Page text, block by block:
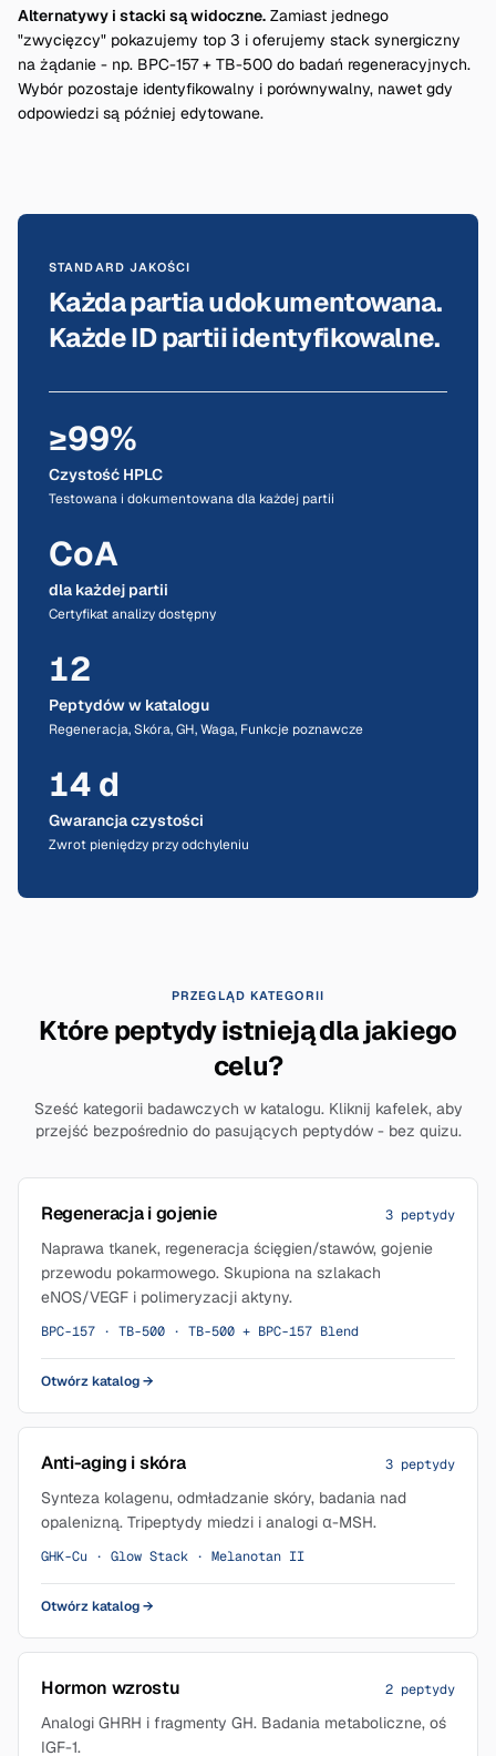
Alternatywy i stacki są widoczne. Zamiast jednego
"zwycięzcy" pokazujemy top 3 i oferujemy stack synergiczny
na żądanie - np. BPC-157 + TB-500 do badań regeneracyjnych.
Wybór pozostaje identyfikowalny i porównywalny, nawet gdy
odpowiedzi są później edytowane.
STANDARD JAKOŚCI
Każda partia udokumentowana.
Każde ID partii identyfikowalne.
≥99%
Czystość HPLC
Testowana i dokumentowana dla każdej partii
CoA
dla każdej partii
Certyfikat analizy dostępny
12
Peptydów w katalogu
Regeneracja, Skóra, GH, Waga, Funkcje poznawcze
14 d
Gwarancja czystości
Zwrot pieniędzy przy odchyleniu
PRZEGLĄD KATEGORII
Które peptydy istnieją dla jakiego
celu?
Sześć kategorii badawczych w katalogu. Kliknij kafelek, aby
przejść bezpośrednio do pasujących peptydów - bez quizu.
Regeneracja i gojenie 3 peptydy
Naprawa tkanek, regeneracja ścięgien/stawów, gojenie
przewodu pokarmowego. Skupiona na szlakach
eNOS/VEGF i polimeryzacji aktyny.
BPC-157 · TB-500 · TB-500 + BPC-157 Blend
Otwórz katalog→
Anti-aging i skóra 3 peptydy
Synteza kolagenu, odmładzanie skóry, badania nad
opalenizną. Tripeptydy miedzi i analogi α-MSH.
GHK-Cu · Glow Stack · Melanotan II
Otwórz katalog→
Hormon wzrostu 2 peptydy
Analogi GHRH i fragmenty GH. Badania metaboliczne, oś
IGF-1.